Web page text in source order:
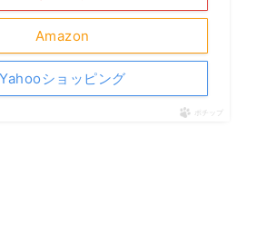
Amazon
Yahooショッピング
ポチップ